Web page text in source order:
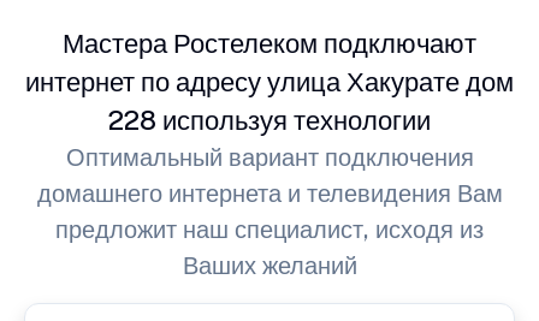
Мастера Ростелеком подключают
интернет по адресу улица Хакурате дом
228 используя технологии
Оптимальный вариант подключения
домашнего интернета и телевидения Вам
предложит наш специалист, исходя из
Ваших желаний